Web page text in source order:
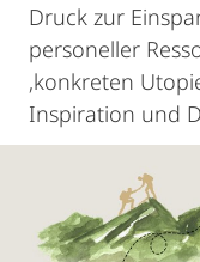
Druck zur
personeller
‚konkreten
Inspiration und